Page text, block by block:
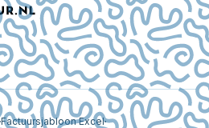
Factuursjabloon Excel